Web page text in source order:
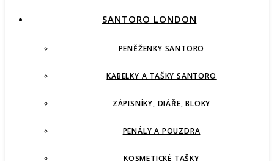
SANTORO LONDON
PENĚŽENKY SANTORO
KABELKY A TAŠKY SANTORO
ZÁPISNÍKY, DIÁŘE, BLOKY
PENÁLY A POUZDRA
KOSMETICKÉ TAŠKY